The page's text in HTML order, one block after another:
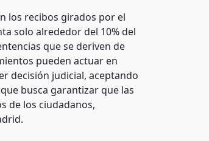
los recibos girados por el
solo alrededor del 10% del
que se deriven de
pueden actuar en
decisión judicial, aceptando
busca garantizar que las
de los ciudadanos,